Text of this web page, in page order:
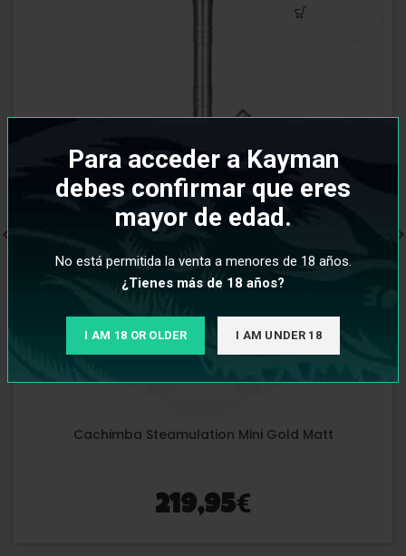
Para acceder a Kayman
debes confirmar que eres
mayor de edad.
No está permitida la venta a menores de 18 años.
¿Tienes más de 18 años?
I AM 18 OR OLDER I AM UNDER 18
Cachimba Steamulation Mini Gold Matt
219,95€